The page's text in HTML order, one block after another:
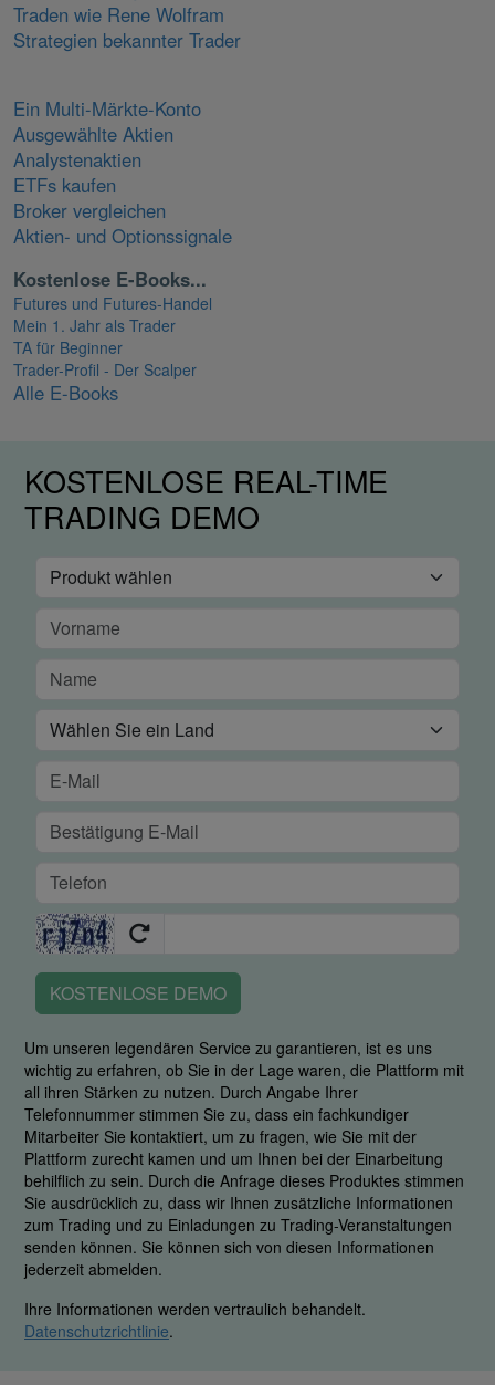
Traden wie Rene Wolfram
Strategien bekannter Trader
Ein Multi-Märkte-Konto
Ausgewählte Aktien
Analystenaktien
ETFs kaufen
Broker vergleichen
Aktien- und Optionssignale
Kostenlose E-Books...
Futures und Futures-Handel
Mein 1. Jahr als Trader
TA für Beginner
Trader-Profil - Der Scalper
Alle E-Books
KOSTENLOSE REAL-TIME
TRADING DEMO
KOSTENLOSE DEMO
Um unseren legendären Service zu garantieren, ist es uns
wichtig zu erfahren, ob Sie in der Lage waren, die Plattform mit
all ihren Stärken zu nutzen. Durch Angabe Ihrer
Telefonnummer stimmen Sie zu, dass ein fachkundiger
Mitarbeiter Sie kontaktiert, um zu fragen, wie Sie mit der
Plattform zurecht kamen und um Ihnen bei der Einarbeitung
behilflich zu sein. Durch die Anfrage dieses Produktes stimmen
Sie ausdrücklich zu, dass wir Ihnen zusätzliche Informationen
zum Trading und zu Einladungen zu Trading-Veranstaltungen
senden können. Sie können sich von diesen Informationen
jederzeit abmelden.
Ihre Informationen werden vertraulich behandelt.
Datenschutzrichtlinie.